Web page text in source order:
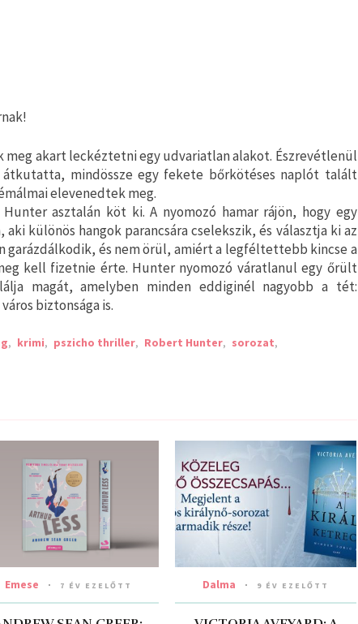
meg akart leckéztetni egy udvariatlan alakot. Észrevétlenül
mindössze egy fekete bőrkötéses naplót talált
elevenedtek meg.
asztalán köt ki. A nyomozó hamar rájön, hogy egy
különös hangok parancsára cselekszik, és választja ki az
garázdálkodik, és nem örül, amiért a legféltettebb kincse a
kell fizetnie érte. Hunter nyomozó váratlanul egy őrült
magát, amelyben minden eddiginél nagyobb a tét:
biztonsága is.
, krimi, pszicho thriller, Robert Hunter, sorozat,
Emese 7 ÉV EZELŐTT Dalma 9 ÉV EZELŐTT